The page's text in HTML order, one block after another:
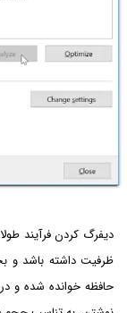
دیفرگ کردن فرآیند
ظرفیت داشته باشد و
حافظه خوانده شده و در